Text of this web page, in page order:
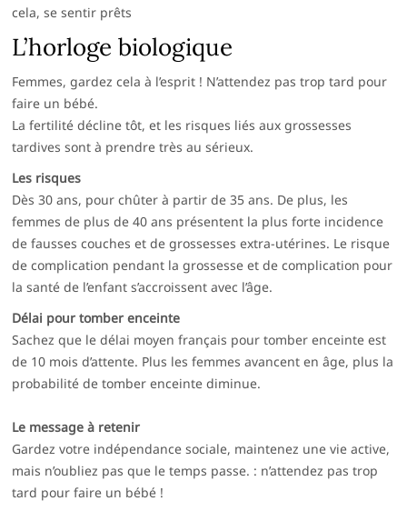
cela, se sentir prêts
L’horloge biologique
Femmes, gardez cela à l’esprit ! N’attendez pas trop tard pour
faire un bébé.
La fertilité décline tôt, et les risques liés aux grossesses
tardives sont à prendre très au sérieux.
Les risques
Dès 30 ans, pour chûter à partir de 35 ans. De plus, les
femmes de plus de 40 ans présentent la plus forte incidence
de fausses couches et de grossesses extra-utérines. Le risque
de complication pendant la grossesse et de complication pour
la santé de l’enfant s’accroissent avec l’âge.
Délai pour tomber enceinte
Sachez que le délai moyen français pour tomber enceinte est
de 10 mois d’attente. Plus les femmes avancent en âge, plus la
probabilité de tomber enceinte diminue.
Le message à retenir
Gardez votre indépendance sociale, maintenez une vie active,
mais n’oubliez pas que le temps passe. : n’attendez pas trop
tard pour faire un bébé !